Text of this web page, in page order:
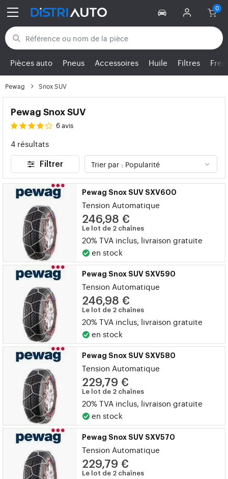
Retour aux catégories
Pièces auto Pneus Accessoires Huile Filtres
Pewag Snox SUV
Pewag Snox SUV
6 avis
4 résultats
Filtrer
Pewag Snox SUV SXV600
Tension Automatique
246,98 €
Le lot de 2 chaînes
20% TVA inclus, livraison gratuite
en stock
Pewag Snox SUV SXV590
Tension Automatique
246,98 €
Le lot de 2 chaînes
20% TVA inclus, livraison gratuite
en stock
Pewag Snox SUV SXV580
Tension Automatique
229,79 €
Le lot de 2 chaînes
20% TVA inclus, livraison gratuite
en stock
Pewag Snox SUV SXV570
Tension Automatique
229,79 €
Le lot de 2 chaînes